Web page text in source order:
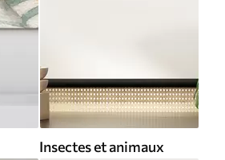
Insectes et animaux